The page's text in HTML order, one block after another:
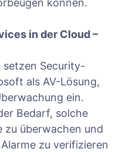
können.
in der Cloud –
setzen Security-
als AV-Lösung,
ein.
Bedarf, solche
zu überwachen und
zu verifizieren